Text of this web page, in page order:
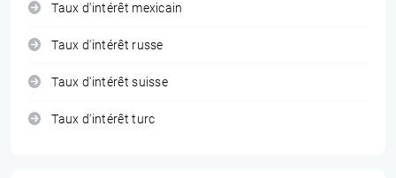
Taux d'intérêt mexicain
Taux d'intérêt russe
Taux d'intérêt suisse
Taux d'intérêt turc